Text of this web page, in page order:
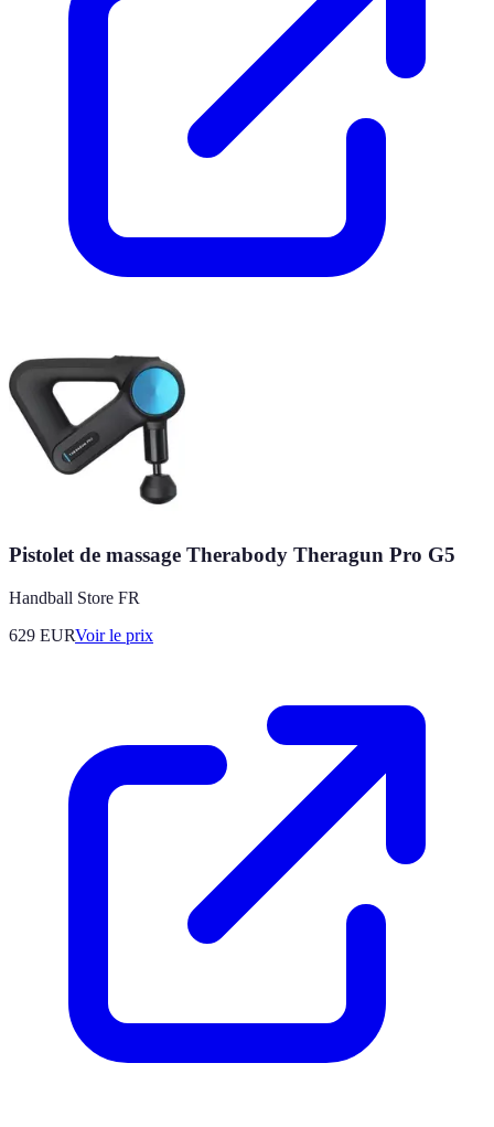
Pistolet de massage Therabody Theragun Pro G5
Handball Store FR
629 EURVoir le prix